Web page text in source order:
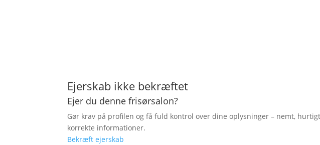
Ejerskab ikke bekræftet
Ejer du denne frisørsalon?
Gør krav på profilen og få fuld kontrol over dine oplysninger – nemt,
korrekte informationer.
Bekræft ejerskab